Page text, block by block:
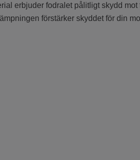
erbjuder fodralet pålitligt skydd
förstärker skyddet för din